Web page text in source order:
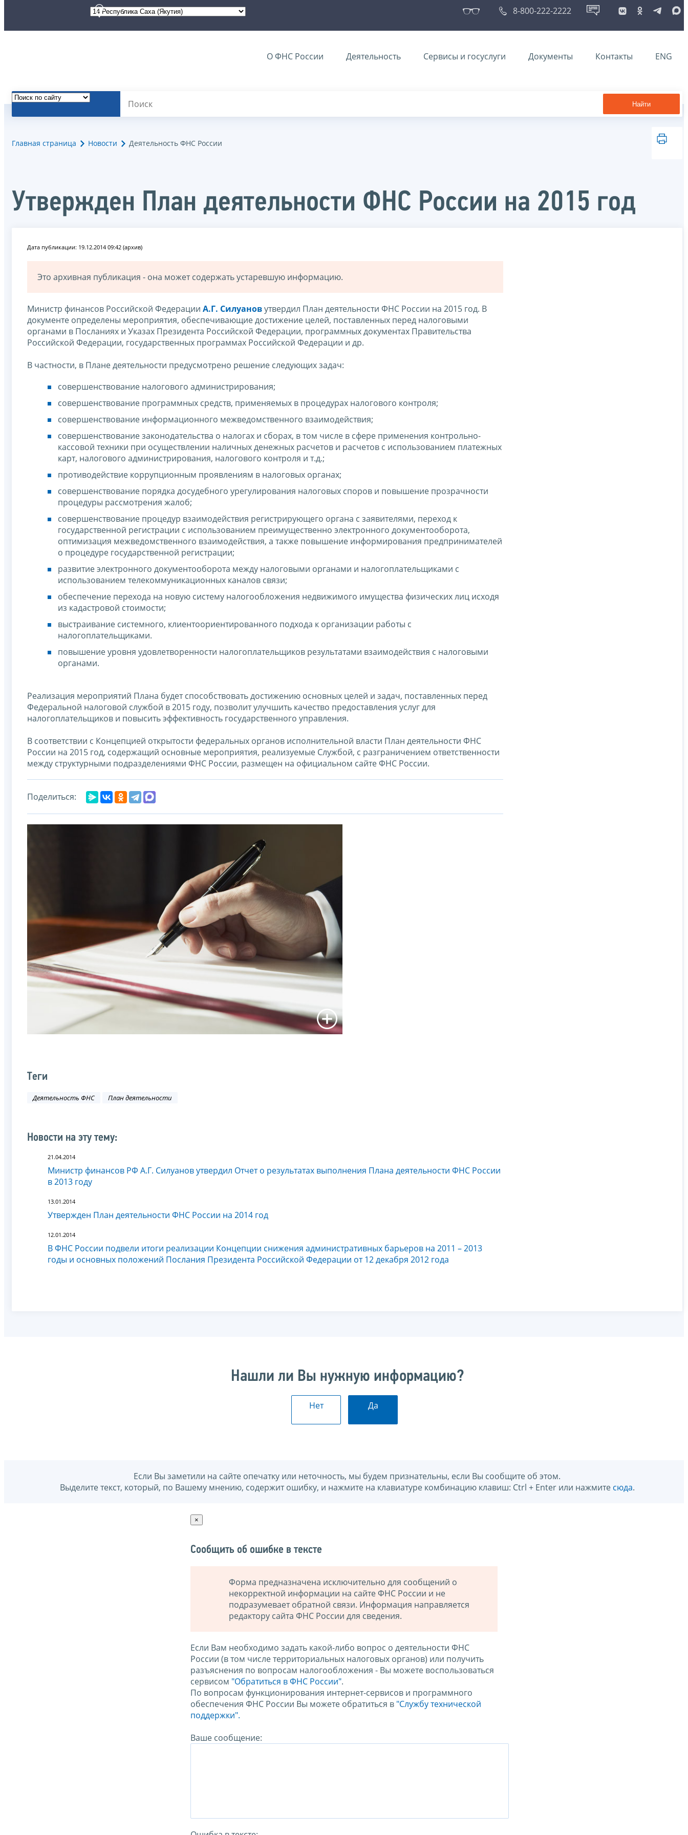
8-800-222-2222
О ФНС России Деятельность Сервисы и госуслуги Документы Контакты ENG
Найти
Главная страница Новости Деятельность ФНС России
Утвержден План деятельности ФНС России на 2015 год
Дата публикации: 19.12.2014 09:42 (архив)
Это архивная публикация - она может содержать устаревшую информацию.
Министр финансов Российской Федерации А.Г. Силуановутвердил План деятельности ФНС России на 2015 год. В
документе определены мероприятия, обеспечивающие достижение целей, поставленных перед налоговыми
органами в Посланиях и Указах Президента Российской Федерации, программных документах Правительства
Российской Федерации, государственных программах Российской Федерации и др.
В частности, в Плане деятельности предусмотрено решение следующих задач:
совершенствование налогового администрирования;
совершенствование программных средств, применяемых в процедурах налогового контроля;
совершенствование информационного межведомственного взаимодействия;
совершенствование законодательства о налогах и сборах, в том числе в сфере применения контрольно-
кассовой техники при осуществлении наличных денежных расчетов и расчетов с использованием платежных
карт, налогового администрирования, налогового контроля и т.д.;
противодействие коррупционным проявлениям в налоговых органах;
совершенствование порядка досудебного урегулирования налоговых споров и повышение прозрачности
процедуры рассмотрения жалоб;
совершенствование процедур взаимодействия регистрирующего органа с заявителями, переход к
государственной регистрации с использованием преимущественно электронного документооборота,
оптимизация межведомственного взаимодействия, а также повышение информирования предпринимателей
о процедуре государственной регистрации;
развитие электронного документооборота между налоговыми органами и налогоплательщиками с
использованием телекоммуникационных каналов связи;
обеспечение перехода на новую систему налогообложения недвижимого имущества физических лиц исходя
из кадастровой стоимости;
выстраивание системного, клиентоориентированного подхода к организации работы с
налогоплательщиками.
повышение уровня удовлетворенности налогоплательщиков результатами взаимодействия с налоговыми
органами.
Реализация мероприятий Плана будет способствовать достижению основных целей и задач, поставленных перед
Федеральной налоговой службой в 2015 году, позволит улучшить качество предоставления услуг для
налогоплательщиков и повысить эффективность государственного управления.
В соответствии с Концепцией открытости федеральных органов исполнительной власти План деятельности ФНС
России на 2015 год, содержащий основные мероприятия, реализуемые Службой, с разграничением ответственности
между структурными подразделениями ФНС России, размещен на официальном сайте ФНС России.
Поделиться:
Теги
Деятельность ФНС План деятельности
Новости на эту тему:
21.04.2014
Министр финансов РФ А.Г. Силуанов утвердил Отчет о результатах выполнения Плана деятельности ФНС России
в 2013 году
13.01.2014
Утвержден План деятельности ФНС России на 2014 год
12.01.2014
В ФНС России подвели итоги реализации Концепции снижения административных барьеров на 2011 – 2013
годы и основных положений Послания Президента Российской Федерации от 12 декабря 2012 года
Нашли ли Вы нужную информацию?
Нет Да
Если Вы заметили на сайте опечатку или неточность, мы будем признательны, если Вы сообщите об этом.
Выделите текст, который, по Вашему мнению, содержит ошибку, и нажмите на клавиатуре комбинацию клавиш: Ctrl + Enter или нажмите сюда.
×
Сообщить об ошибке в тексте
Форма предназначена исключительно для сообщений о
некорректной информации на сайте ФНС России и не
подразумевает обратной связи. Информация направляется
редактору сайта ФНС России для сведения.
Если Вам необходимо задать какой-либо вопрос о деятельности ФНС
России (в том числе территориальных налоговых органов) или получить
разъяснения по вопросам налогообложения - Вы можете воспользоваться
сервисом "Обратиться в ФНС России".
По вопросам функционирования интернет-сервисов и программного
обеспечения ФНС России Вы можете обратиться в "Службу технической
поддержки".
Ваше сообщение: